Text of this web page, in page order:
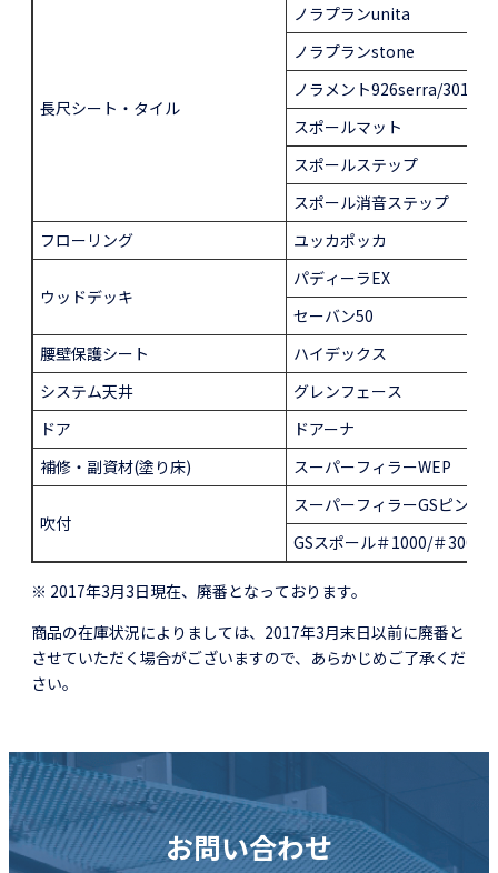
長尺シート・タイル
ノラプランunita
ノラプランstone
ノラメント926serra/3016
スポールマット
スポールステップ
スポール消音ステップ
フローリング
ユッカポッカ
ウッドデッキ
パディーラEX
セーバン50
腰壁保護シート
ハイデックス
システム天井
グレンフェース
ドア
ドアーナ
補修・副資材(塗り床)
スーパーフィラーWEP
吹付
スーパーフィラーGSピンニ
GSスポール＃1000/＃3000
※ 2017年3月3日現在、廃番となっております。
商品の在庫状況によりましては、2017年3月末日以前に廃番と
させていただく場合がございますので、あらかじめご了承くだ
さい。
お問い合わせ